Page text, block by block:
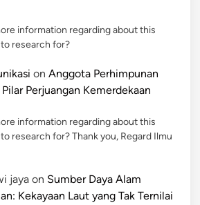
information regarding about this
research for?
on Anggota Perhimpunan
Perjuangan Kemerdekaan
information regarding about this
research for? Thank you, Regard Ilmu
jaya on Sumber Daya Alam
Kekayaan Laut yang Tak Ternilai